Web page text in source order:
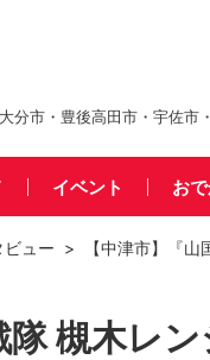
大分市・豊後高田市・宇佐市
イベント お
ビュー > 【中津市】『山
隊 槻木レ